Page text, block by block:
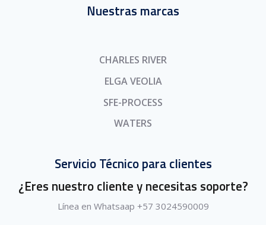
Nuestras marcas
CHARLES RIVER
ELGA VEOLIA
SFE-PROCESS
WATERS
Servicio Técnico para clientes
¿Eres nuestro cliente y necesitas soporte?
Línea en Whatsaap +57 3024590009